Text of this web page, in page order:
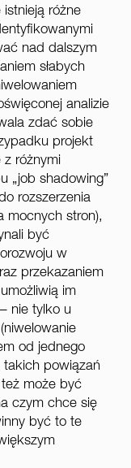
różne
nad dalszym
słabych
analizie
zdać sobie
projekt
różnymi
„job shadowing”
rozszerzenia
mocnych stron),
być
w
przekazaniem
im
nie tylko u
od jednego
powiązań
może być
czym chce się
być to te